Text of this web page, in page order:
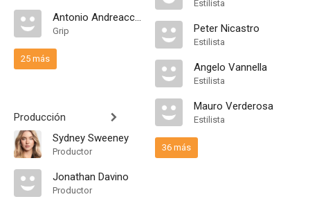
Antonio Andreacchio
Grip
25 más
Producción
Sydney Sweeney
Productor
Jonathan Davino
Productor
Estilista
Peter Nicastro
Estilista
Angelo Vannella
Estilista
Mauro Verderosa
Estilista
36 más